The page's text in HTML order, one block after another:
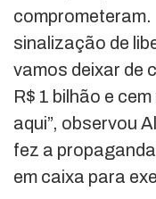
sinalização de
vamos deixar de
R$ 1 bilhão e
aqui”, observou
fez a
em caixa para